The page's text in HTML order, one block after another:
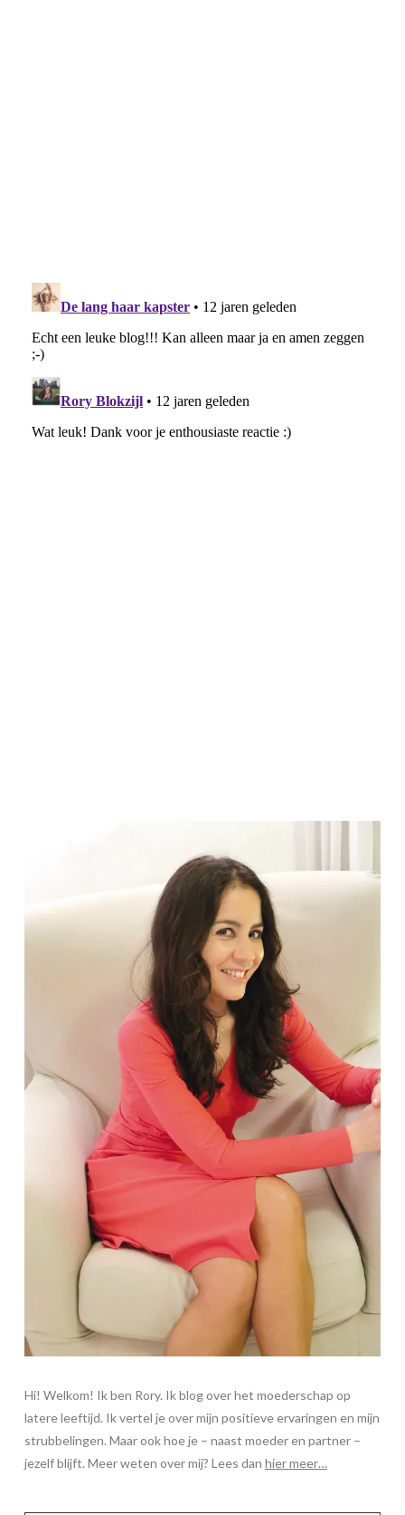
Hi! Welkom! Ik ben Rory. Ik blog over het moederschap op
latere leeftijd. Ik vertel je over mijn positieve ervaringen en mijn
strubbelingen. Maar ook hoe je – naast moeder en partner –
jezelf blijft. Meer weten over mij? Lees dan hier meer…